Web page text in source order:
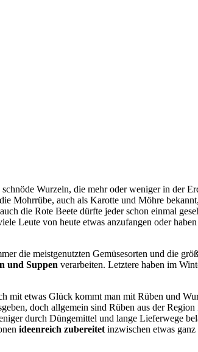
Wurzeln, die mehr oder weniger in der
Mohrrübe, auch als Karotte und Möhre
die Rote Beete dürfte jeder schon einmal
Leute von heute etwas anzufangen oder
die meistgenutzten Gemüsesorten und die
und Suppen verarbeiten. Letztere haben im
mit etwas Glück kommt man mit Rüben und
doch allgemein sind Rüben aus der
durch Düngemittel und lange Lieferwege
ideenreich zubereitet inzwischen etwas